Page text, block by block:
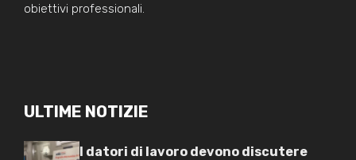
obiettivi professionali.
ULTIME NOTIZIE
I datori di lavoro devono discutere